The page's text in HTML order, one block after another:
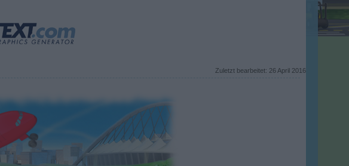
Zuletzt bearbeitet: 26 April 2016